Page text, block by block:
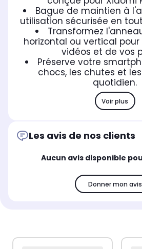
Bague de maintien à
utilisation sécurisée en
Transformez
horizontal ou vertical
vidéos et de vos
Préserve votre
chocs, les chutes et
quotidien.
Voir plus
Les avis de nos clients
Aucun avis disponible
Donner mon avis